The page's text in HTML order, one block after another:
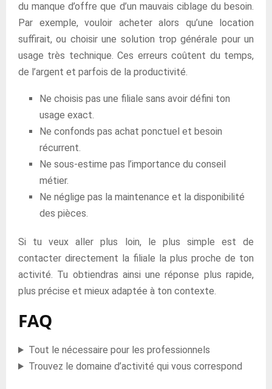
du manque d’offre que d’un mauvais ciblage du besoin.
Par exemple, vouloir acheter alors qu’une location
suffirait, ou choisir une solution trop générale pour un
usage très technique. Ces erreurs coûtent du temps,
de l’argent et parfois de la productivité.
Ne choisis pas une filiale sans avoir défini ton
usage exact.
Ne confonds pas achat ponctuel et besoin
récurrent.
Ne sous-estime pas l’importance du conseil
métier.
Ne néglige pas la maintenance et la disponibilité
des pièces.
Si tu veux aller plus loin, le plus simple est de
contacter directement la filiale la plus proche de ton
activité. Tu obtiendras ainsi une réponse plus rapide,
plus précise et mieux adaptée à ton contexte.
FAQ
Tout le nécessaire pour les professionnels
Trouvez le domaine d’activité qui vous correspond